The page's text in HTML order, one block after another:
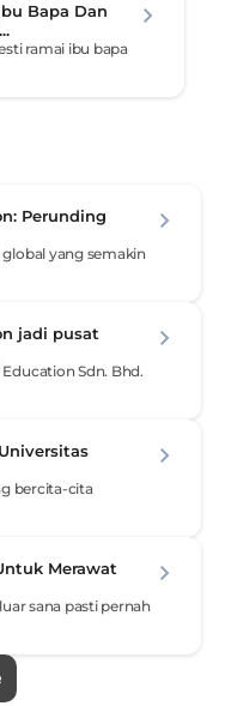
Bapa Dan
ramai ibu bapa
Perunding
yang semakin
jadi pusat
Education Sdn. Bhd.
bercita-cita
Merawat
sana pasti pernah